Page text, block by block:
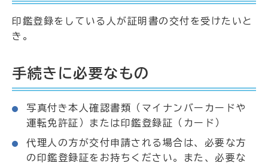
印鑑登録をしている人が証明書の交付を受けたいと
き。
手続きに必要なもの
写真付き本人確認書類（マイナンバーカードや
運転免許証）または印鑑登録証（カード）
代理人の方が交付申請される場合は、必要な方
の印鑑登録証をお持ちください。また、必要な